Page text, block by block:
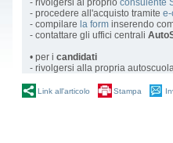
- rivolgersi al proprio consulente
- procedere all'acquisto tramite e-
- compilare la form inserendo
- contattare gli uffici centrali
• per i candidati
- rivolgersi alla propria
Link all'articolo Stampa